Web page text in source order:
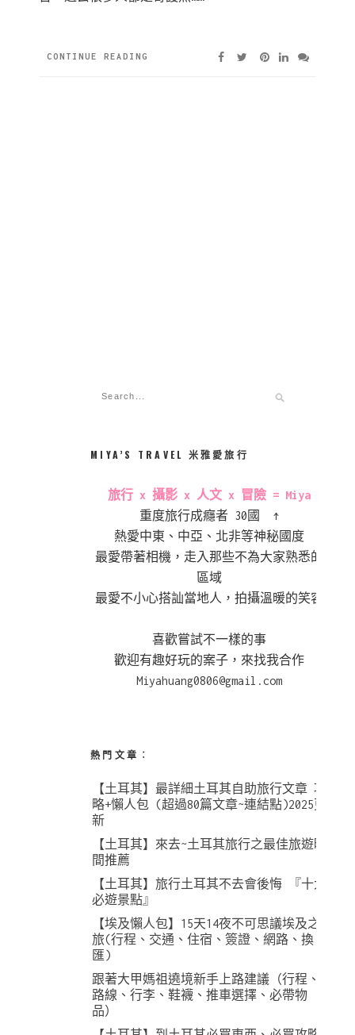
CONTINUE READING
MIYA’S TRAVEL 米雅愛旅行
旅行 x 攝影 x 人文 x 冒險 = Miya
重度旅行成癮者 30國 ↑
熱愛中東、中亞、北非等神秘國度
最愛帶著相機，走入那些不為大家熟悉的
區域
最愛不小心搭訕當地人，拍攝溫暖的笑容
喜歡嘗試不一樣的事
歡迎有趣好玩的案子，來找我合作
Miyahuang0806@gmail.com
熱門文章︰
【土耳其】最詳細土耳其自助旅行文章 攻
略+懶人包 (超過80篇文章~連結點)2025更
新
【土耳其】來去~土耳其旅行之最佳旅遊時
間推薦
【土耳其】旅行土耳其不去會後悔 『十大
必遊景點』
【埃及懶人包】15天14夜不可思議埃及之
旅(行程、交通、住宿、簽證、網路、換
匯)
跟著大甲媽祖遶境新手上路建議（行程、
路線、行李、鞋襪、推車選擇、必帶物
品）